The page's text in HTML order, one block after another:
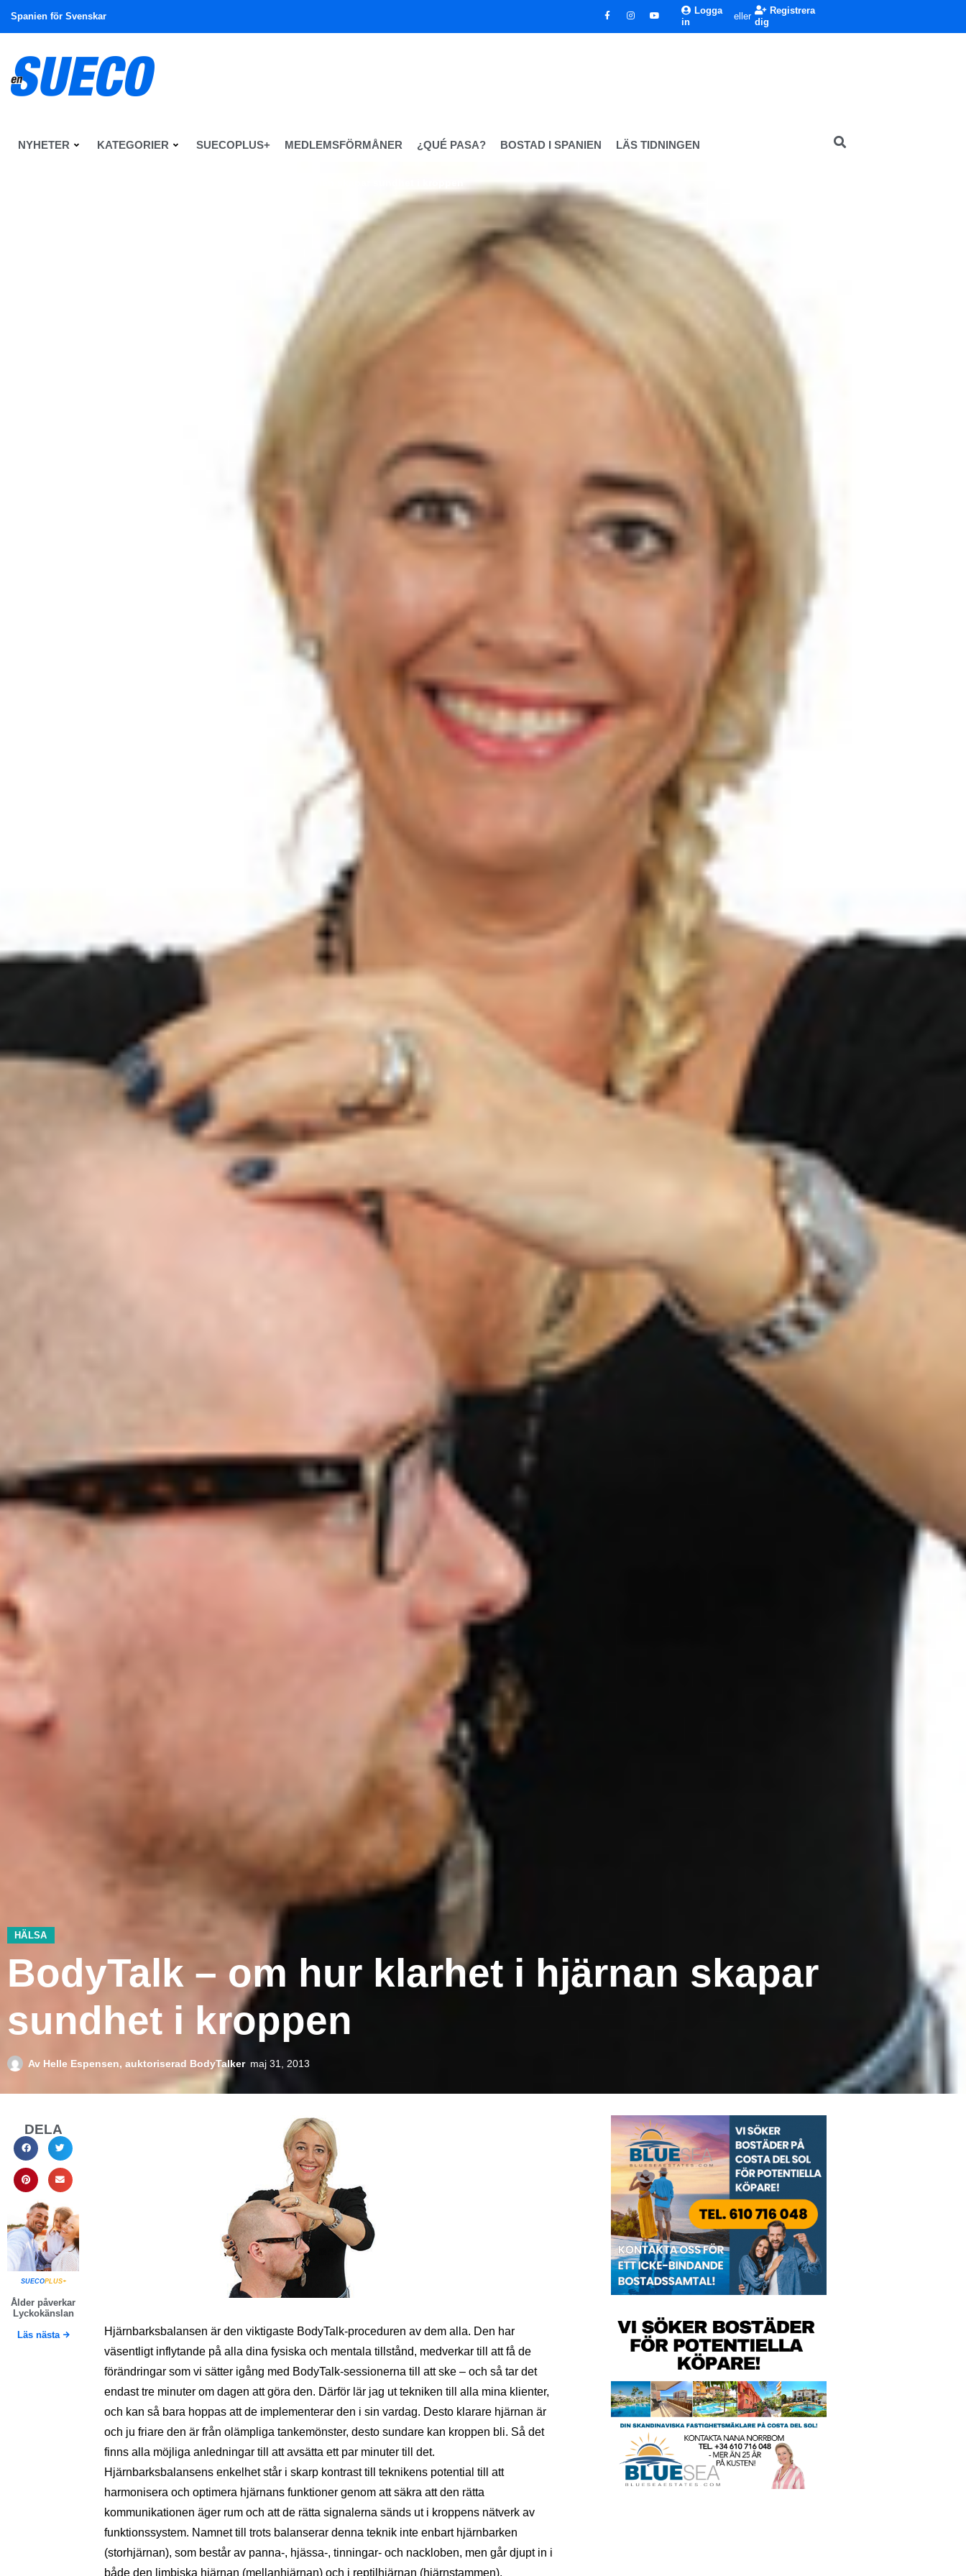
Spanien för Svenskar
Logga
in
eller
Registrera
dig
NYHETER KATEGORIER SUECOPLUS+ MEDLEMSFÖRMÅNER ¿QUÉ PASA? BOSTAD I SPANIEN LÄS TIDNINGEN
HÄLSA
BodyTalk – om hur klarhet i hjärnan skapar
sundhet i kroppen
Av Helle Espensen, auktoriserad BodyTalker maj 31, 2013
DELA
SUECOPLUS+
Ålder påverkar
Lyckokänslan
Läs nästa
Hjärnbarksbalansen är den viktigaste BodyTalk-proceduren av dem alla. Den har
väsentligt inflytande på alla dina fysiska och mentala tillstånd, medverkar till att få de
förändringar som vi sätter igång med BodyTalk-sessionerna till att ske – och så tar det
endast tre minuter om dagen att göra den. Därför lär jag ut tekniken till alla mina klienter,
och kan så bara hoppas att de implementerar den i sin vardag. Desto klarare hjärnan är
och ju friare den är från olämpliga tankemönster, desto sundare kan kroppen bli. Så det
finns alla möjliga anledningar till att avsätta ett par minuter till det.
Hjärnbarksbalansens enkelhet står i skarp kontrast till teknikens potential till att
harmonisera och optimera hjärnans funktioner genom att säkra att den rätta
kommunikationen äger rum och att de rätta signalerna sänds ut i kroppens nätverk av
funktionssystem. Namnet till trots balanserar denna teknik inte enbart hjärnbarken
(storhjärnan), som består av panna-, hjässa-, tinningar- och nackloben, men går djupt in i
både den limbiska hjärnan (mellanhjärnan) och i reptilhjärnan (hjärnstammen).